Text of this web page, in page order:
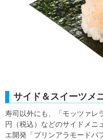
サイド＆スイーツメ
寿司以外にも、「モッツァレ
円（税込）などのサイドメニ
エ開発「プリンアラモードパ